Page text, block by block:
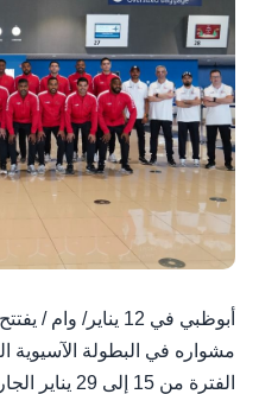
أبوظبي في 12 يناير/
الفترة من 15